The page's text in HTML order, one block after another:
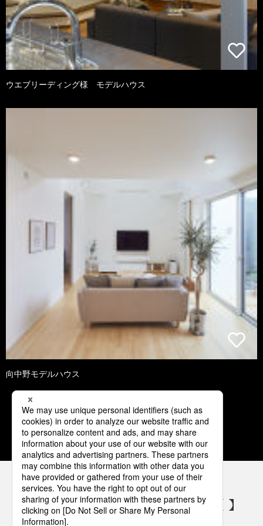
ウエブリーディング様 モデルハウス
向中野モデルハウス
1 2 3 4 5
パナソニックの電気設備 SNSアカウント